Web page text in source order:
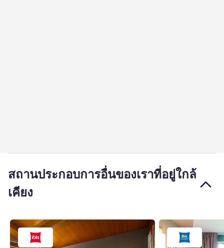
สถานประกอบการอื่นของเราที่อยู่ใกล้
เคียง